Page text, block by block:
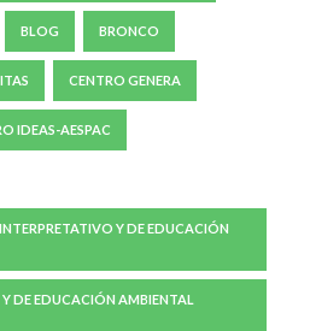
BLOG BRONCO
CENTRO GENERA
IDEAS-AESPAC
Y DE EDUCACIÓN
DE EDUCACIÓN AMBIENTAL